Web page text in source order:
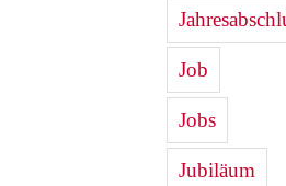
Job
Jobs
Jubiläum